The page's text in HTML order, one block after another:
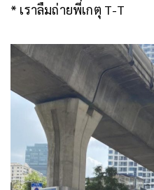
* เราลืมถ่ายพี่เกตุ T-T